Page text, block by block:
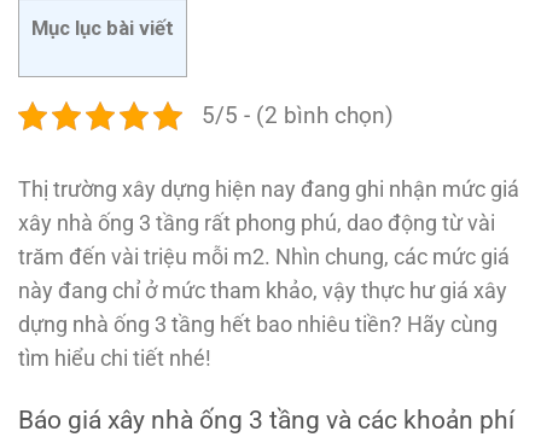
Mục lục bài viết
5/5 - (2 bình chọn)
Thị trường xây dựng hiện nay đang ghi nhận mức giá
xây nhà ống 3 tầng rất phong phú, dao động từ vài
trăm đến vài triệu mỗi m2. Nhìn chung, các mức giá
này đang chỉ ở mức tham khảo, vậy thực hư giá xây
dựng nhà ống 3 tầng hết bao nhiêu tiền? Hãy cùng
tìm hiểu chi tiết nhé!
Báo giá xây nhà ống 3 tầng và các khoản phí